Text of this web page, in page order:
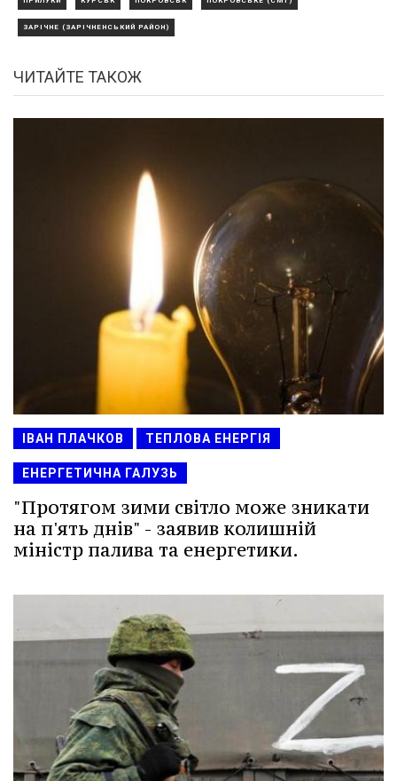
ЗАРІЧНЕ (ЗАРІЧНЕНСЬКИЙ РАЙОН)
ЧИТАЙТЕ ТАКОЖ
ІВАН ПЛАЧКОВ ТЕПЛОВА ЕНЕРГІЯ
ЕНЕРГЕТИЧНА ГАЛУЗЬ
"Протягом зими світло може зникати
на п'ять днів" - заявив колишній
міністр палива та енергетики.